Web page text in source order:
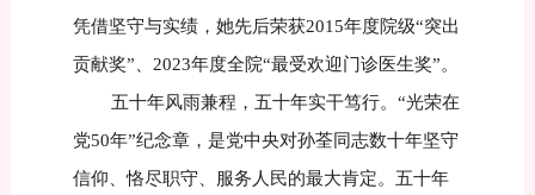
凭借坚守与实绩，她先后荣获2015年度院级“突出
贡献奖”、2023年度全院“最受欢迎门诊医生奖”。
五十年风雨兼程，五十年实干笃行。“光荣在
党50年”纪念章，是党中央对孙荃同志数十年坚守
信仰、恪尽职守、服务人民的最大肯定。五十年